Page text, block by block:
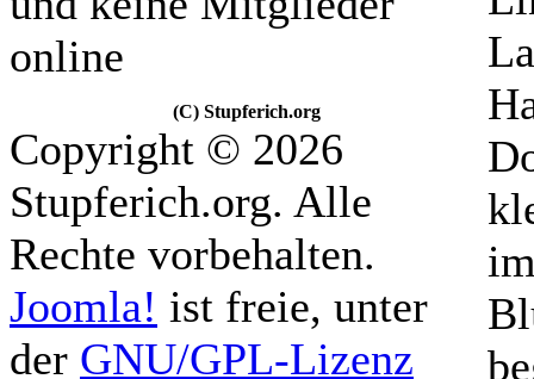
online
(C) Stupferich.org
Copyright © 2026
Stupferich.org. Alle
Rechte vorbehalten.
Joomla! ist freie, unter
der GNU/GPL-Lizenz